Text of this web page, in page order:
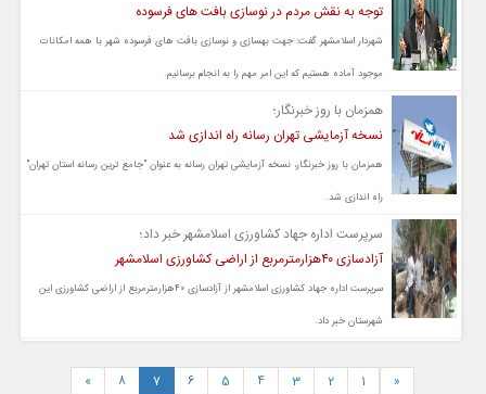
توجه به نقش مردم در نوسازی بافت های فرسوده
شهردار اسلامشهر گفت: جهت بهسازی و نوسازی بافت های فرسوده شهر با همه امکانات
موجود آماده هستیم که این امر مهم را به انجام برسانیم.
همزمان با روز خبرنگار؛
نسخه آزمایشی تهران رسانه راه اندازی شد
همزمان با روز خبرنگار، نسخه آزمایشی تهران رسانه به عنوان "جامع ترین رسانه استان تهران"
راه اندازی شد.
سرپرست اداره جهاد کشاورزی اسلامشهر خبر داد؛
آزادسازی ۴۰هزارمترمربع از اراضی کشاورزی اسلامشهر
سرپرست اداره جهاد کشاورزی اسلامشهر از آزادسازی ۴۰هزارمترمربع از اراضی کشاورزی این
شهرستان خبر داد.
«
1
2
3
4
5
6
7
8
»